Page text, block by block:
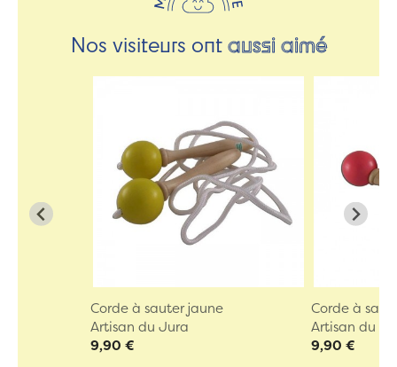
Nos visiteurs ontaussi aimé
Corde à sauter jaune
Artisan du Jura
9,90 €
Corde à
Artisan du
9,90 €